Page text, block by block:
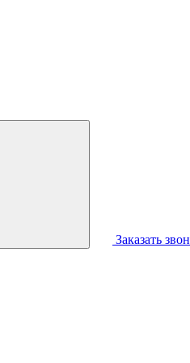
Заказать